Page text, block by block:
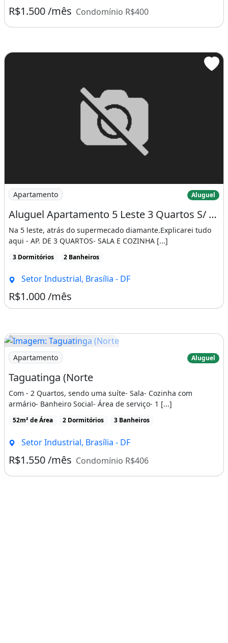
R$1.500 /mês Condomínio R$400
Imagem: Aluguel Apartamento 5 Leste 3 Quartos S/
Apartamento Aluguel
Aluguel Apartamento 5 Leste 3 Quartos S/ Fiador
Na 5 leste, atrás do supermecado diamante.Explicarei tudo
aqui - AP. DE 3 QUARTOS- SALA E COZINHA [...]
3 Dormitórios 2 Banheiros
Setor Industrial, Brasília - DF
R$1.000 /mês
Imagem: Taguatinga (Norte
Apartamento Aluguel
Taguatinga (Norte
Com - 2 Quartos, sendo uma suíte- Sala- Cozinha com
armário- Banheiro Social- Área de serviço- 1 [...]
52m² de Área 2 Dormitórios 3 Banheiros
Setor Industrial, Brasília - DF
R$1.550 /mês Condomínio R$406